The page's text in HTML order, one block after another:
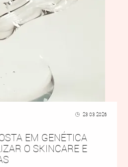
23 03 2026
EM GENÉTICA
O SKINCARE E